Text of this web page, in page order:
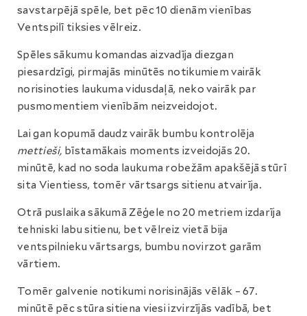
savstarpējā spēle, bet pēc 10 dienām vienības
Ventspilī tiksies vēlreiz.
Spēles sākumu komandas aizvadīja diezgan
piesardzīgi, pirmajās minūtēs notikumiem vairāk
norisinoties laukuma vidusdaļā, neko vairāk par
pusmomentiem vienībām neizveidojot.
Lai gan kopumā daudz vairāk bumbu kontrolēja
mettieši, bīstamākais moments izveidojās 20.
minūtē, kad no soda laukuma robežām apakšējā stūrī
sita Vientiess, tomēr vārtsargs sitienu atvairīja.
Otrā puslaika sākumā Zēģele no 20 metriem izdarīja
tehniski labu sitienu, bet vēlreiz vietā bija
ventspilnieku vārtsargs, bumbu novirzot garām
vārtiem.
Tomēr galvenie notikumi norisinājās vēlāk – 67.
minūtē pēc stūra sitiena viesi izvirzījās vadībā, bet